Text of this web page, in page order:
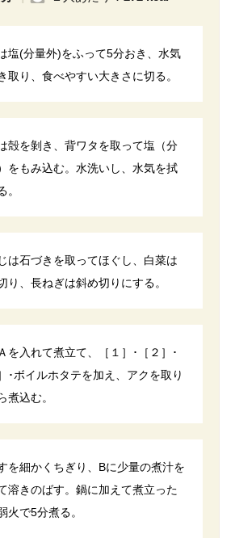
塩(分量外)をふって5分おき、水気
取り、食べやすい大きさに切る。
殻を剝き、背ワタを取って塩（分
をもみ込む。水洗いし、水気を拭
。
は石づきを取ってほぐし、白菜は
り、長ねぎは斜め切りにする。
を入れて煮立て、［１］･［２］･
･ボイルホタテを加え、アクを取り
煮込む。
を細かくちぎり、Bに少量の煮汁を
溶きのばす。鍋に加えて煮立った
火で5分煮る。